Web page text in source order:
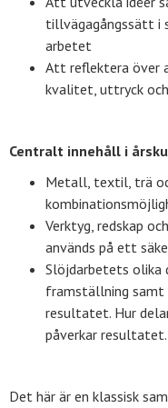
tillvägagångssätt
arbetet
Att reflektera över
kvalitet, uttryck
Centralt innehåll i
Metall, textil, trä
Verktyg, redskap
används på ett
Slöjdarbetets olika
framställning samt
resultatet. Hur
påverkar resultatet.
Det här är en klassisk